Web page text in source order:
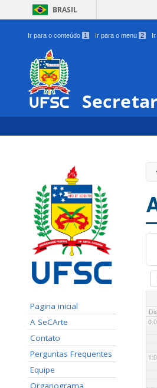
BRASIL
Ir para o conteúdo 1 Ir para o menu 2
Pagina inicial
A SeCArte
Contato
Perguntas Frequentes
Equipe
Organograma